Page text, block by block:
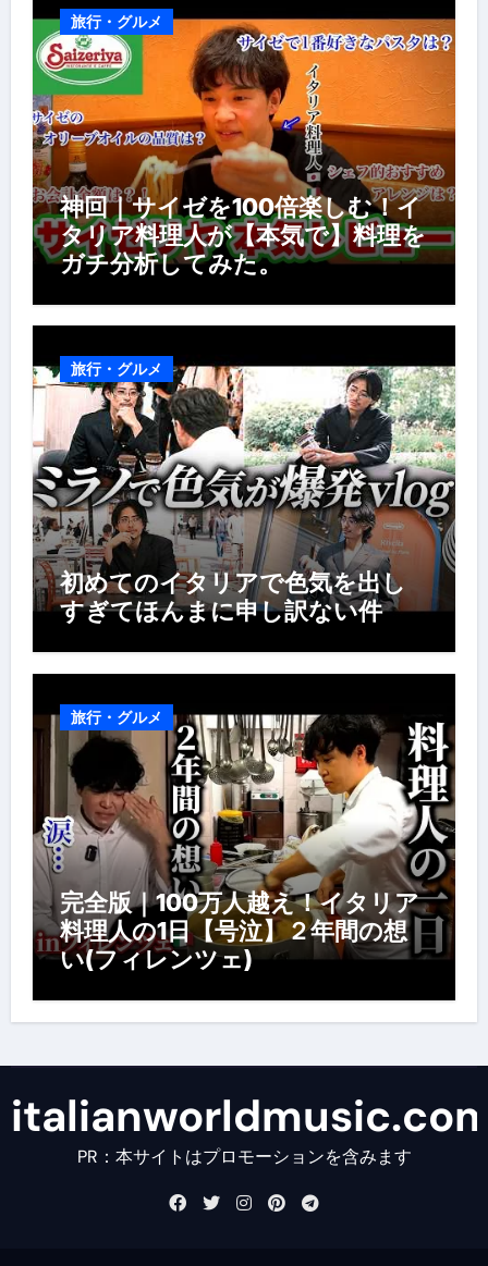
旅行・グルメ
神回｜サイゼを100倍楽しむ！イ
タリア料理人が【本気で】料理を
ガチ分析してみた。
旅行・グルメ
初めてのイタリアで色気を出し
すぎてほんまに申し訳ない件
旅行・グルメ
完全版｜100万人越え！イタリア
料理人の1日【号泣】２年間の想
い(フィレンツェ)
PR：本サイトはプロモーションを含みます